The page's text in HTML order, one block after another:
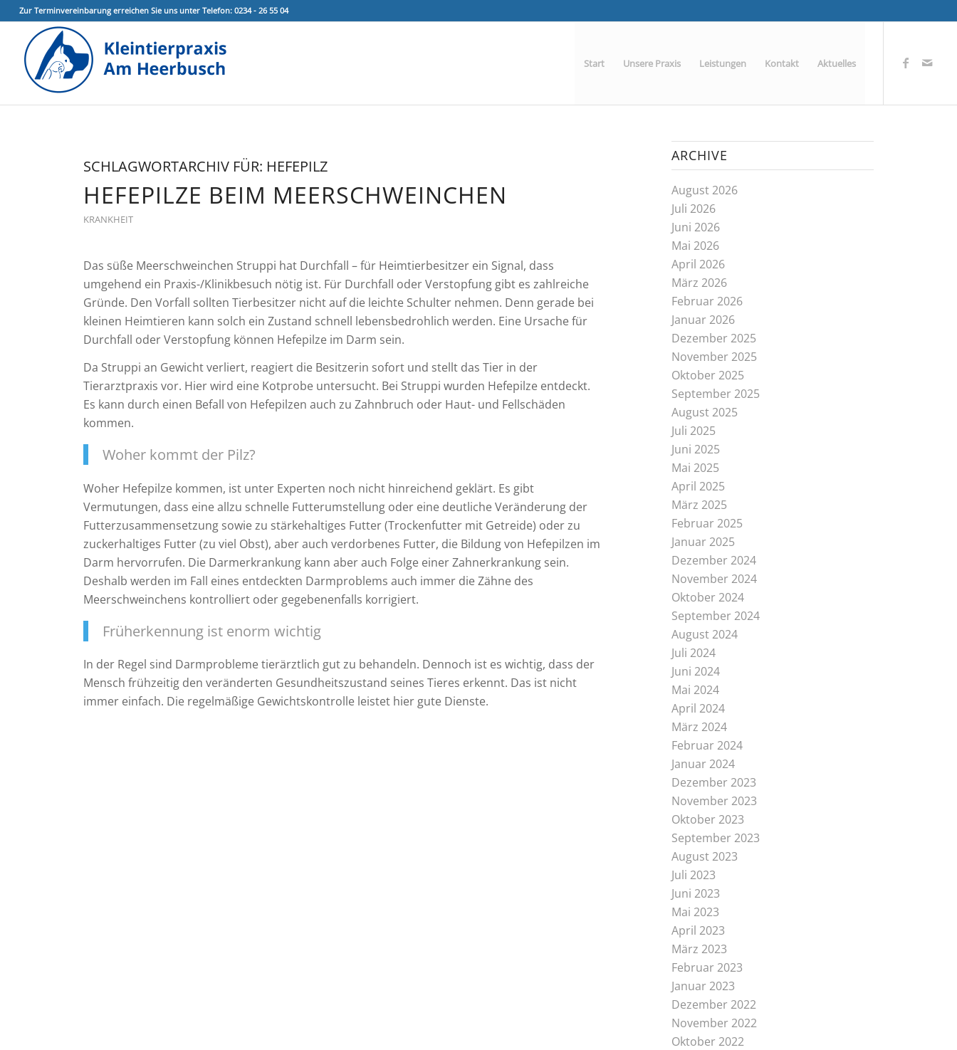
Zur Terminvereinbarung erreichen Sie uns unter Telefon: 0234 - 26 55 04
Start Unsere Praxis Leistungen Kontakt Aktuelles
SCHLAGWORTARCHIV FÜR: HEFEPILZ
HEFEPILZE BEIM MEERSCHWEINCHEN
KRANKHEIT
Das süße Meerschweinchen Struppi hat Durchfall – für Heimtierbesitzer ein Signal, dass
umgehend ein Praxis-/Klinikbesuch nötig ist. Für Durchfall oder Verstopfung gibt es zahlreiche
Gründe. Den Vorfall sollten Tierbesitzer nicht auf die leichte Schulter nehmen. Denn gerade bei
kleinen Heimtieren kann solch ein Zustand schnell lebensbedrohlich werden. Eine Ursache für
Durchfall oder Verstopfung können Hefepilze im Darm sein.
Da Struppi an Gewicht verliert, reagiert die Besitzerin sofort und stellt das Tier in der
Tierarztpraxis vor. Hier wird eine Kotprobe untersucht. Bei Struppi wurden Hefepilze entdeckt.
Es kann durch einen Befall von Hefepilzen auch zu Zahnbruch oder Haut- und Fellschäden
kommen.
Woher kommt der Pilz?
Woher Hefepilze kommen, ist unter Experten noch nicht hinreichend geklärt. Es gibt
Vermutungen, dass eine allzu schnelle Futterumstellung oder eine deutliche Veränderung der
Futterzusammensetzung sowie zu stärkehaltiges Futter (Trockenfutter mit Getreide) oder zu
zuckerhaltiges Futter (zu viel Obst), aber auch verdorbenes Futter, die Bildung von Hefepilzen im
Darm hervorrufen. Die Darmerkrankung kann aber auch Folge einer Zahnerkrankung sein.
Deshalb werden im Fall eines entdeckten Darmproblems auch immer die Zähne des
Meerschweinchens kontrolliert oder gegebenenfalls korrigiert.
Früherkennung ist enorm wichtig
In der Regel sind Darmprobleme tierärztlich gut zu behandeln. Dennoch ist es wichtig, dass der
Mensch frühzeitig den veränderten Gesundheitszustand seines Tieres erkennt. Das ist nicht
immer einfach. Die regelmäßige Gewichtskontrolle leistet hier gute Dienste.
ARCHIVE
August 2026
Juli 2026
Juni 2026
Mai 2026
April 2026
März 2026
Februar 2026
Januar 2026
Dezember 2025
November 2025
Oktober 2025
September 2025
August 2025
Juli 2025
Juni 2025
Mai 2025
April 2025
März 2025
Februar 2025
Januar 2025
Dezember 2024
November 2024
Oktober 2024
September 2024
August 2024
Juli 2024
Juni 2024
Mai 2024
April 2024
März 2024
Februar 2024
Januar 2024
Dezember 2023
November 2023
Oktober 2023
September 2023
August 2023
Juli 2023
Juni 2023
Mai 2023
April 2023
März 2023
Februar 2023
Januar 2023
Dezember 2022
November 2022
Oktober 2022